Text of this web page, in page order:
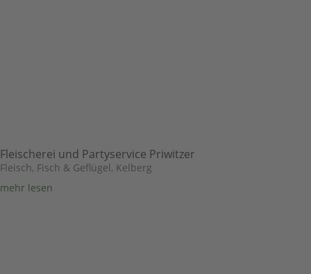
Fleischerei und Partyservice Priwitzer
Fleisch, Fisch & Geflügel, Kelberg
mehr lesen